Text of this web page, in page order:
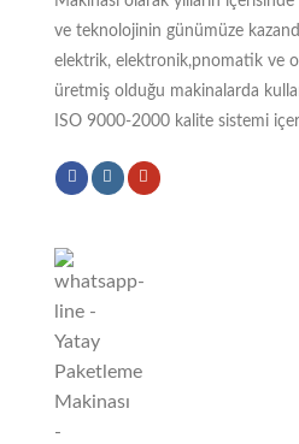
ve teknolojinin günümüze
elektrik, elektronik,pnomatik ve
üretmiş olduğu makinalarda
ISO 9000-2000 kalite sistemi